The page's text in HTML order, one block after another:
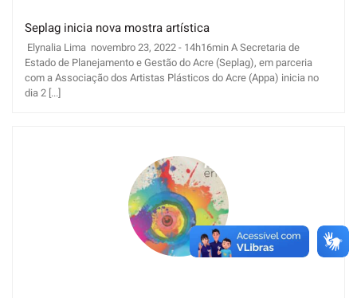
Seplag inicia nova mostra artística
Elynalia Lima novembro 23, 2022 - 14h16min A Secretaria de
Estado de Planejamento e Gestão do Acre (Seplag), em parceria
com a Associação dos Artistas Plásticos do Acre (Appa) inicia no
dia 2 [...]